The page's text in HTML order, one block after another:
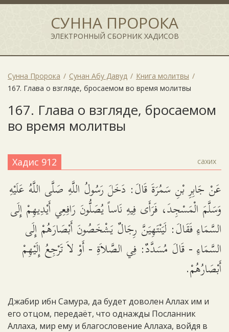
СУННА ПРОРОКА
ЭЛЕКТРОННЫЙ СБОРНИК ХАДИСОВ
Сунна Пророка Сунан Абу Давуд
Книга молитвы
167. Глава о взгляде, бросаемом во время молитвы
167. Глава о взгляде, бросаемом
во время молитвы
Хадис 912 сахих
عَنْ جَابِرِ بْنِ سَمُرَةَ قَالَ: دَخَلَ رَسُولُ اللَّهِ صَلَّى اللَّهُ عَلَيْهِ
وَسَلَّمَ الْمَسْجِدَ، فَرَأَى فِيهِ نَاساً يُصَلُّونَ رَافِعِي أَيْدِيهِمْ إِلَى
السَّمَاءِ فَقَالَ: لَيَنْتَهِيَنَّ رِجَالٌ يَشْخَصُونَ أَبْصَارَهُمْ إِلَى
السَّمَاءِ - قَالَ مُسَدَّدٌ: فِي الصَّلاَةِ - أَوْ لاَ تَرْجِعُ إِلَيْهِمْ
أَبْصَارُهُمْ.
Джабир ибн Самура, да будет доволен Аллах им и
его отцом, передаёт, что однажды Посланник
Аллаха, мир ему и благословение Аллаха, войдя в